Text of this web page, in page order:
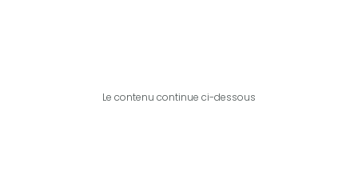
Le contenu continue ci-dessous